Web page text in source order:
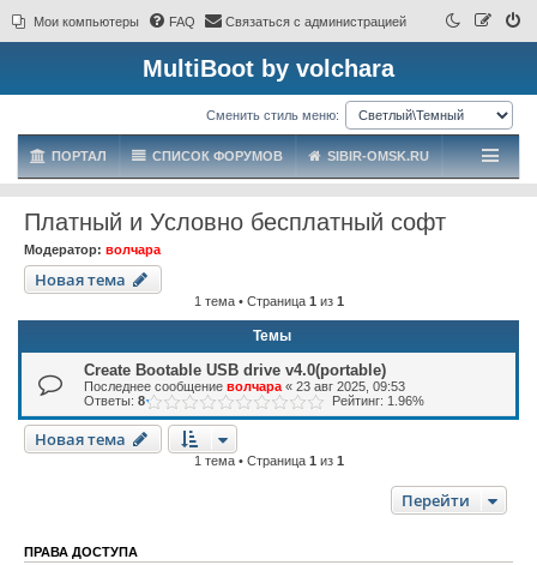
Мои компьютеры FAQ Связаться с администрацией
MultiBoot by volchara
Сменить стиль меню:
ПОРТАЛ СПИСОК ФОРУМОВ SIBIR-OMSK.RU
Платный и Условно бесплатный софт
Модератор: волчара
Новая тема
1 тема • Страница 1 из 1
Темы
Create Bootable USB drive v4.0(portable)
Последнее сообщение волчара « 23 авг 2025, 09:53
Ответы: 8 Рейтинг: 1.96%
Новая тема
1 тема • Страница 1 из 1
Перейти
ПРАВА ДОСТУПА